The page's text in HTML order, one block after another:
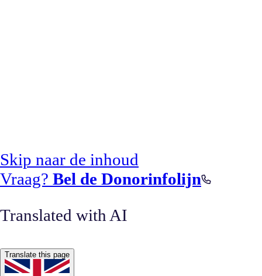
Skip naar de inhoud
Vraag? Bel de Donorinfolijn
Translated with AI
Translate this page